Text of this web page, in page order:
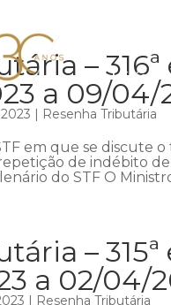
Início
–
a 09/04/
| Resenha Tributária
em que se discute
de indébito
do STF O
–
a 02/04/
| Resenha Tributária